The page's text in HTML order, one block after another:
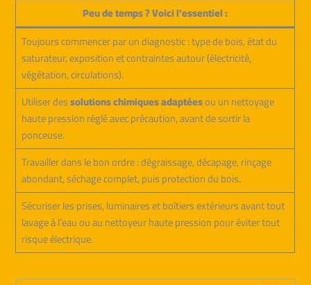
Peu de temps ? Voici l’essentiel :
Toujours commencer par un diagnostic : type de bois, état du
saturateur, exposition et contraintes autour (électricité,
végétation, circulations).
Utiliser dessolutions chimiques adaptéesou un nettoyage
haute pression réglé avec précaution, avant de sortir la
ponceuse.
Travailler dans le bon ordre : dégraissage, décapage, rinçage
abondant, séchage complet, puis protection du bois.
Sécuriser les prises, luminaires et boîtiers extérieurs avant tout
lavage à l’eau ou au nettoyeur haute pression pour éviter tout
risque électrique.